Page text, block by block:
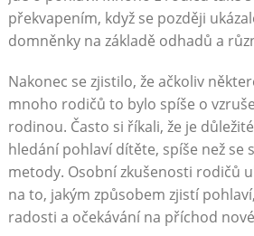
překvapením, když se později
domněnky na základě odhadů a
Nakonec se zjistilo, že ačkoliv
mnoho rodičů to bylo spíše o
rodinou. Často si říkali, že je
hledání pohlaví dítěte, spíše než se
metody. Osobní zkušenosti rodičů
na to, jakým způsobem zjistí
radosti a očekávání na příchod